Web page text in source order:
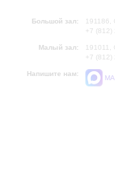
Большой зал:
191186,
+7 (812)
Малый зал:
191011,
+7 (812)
Напишите нам: